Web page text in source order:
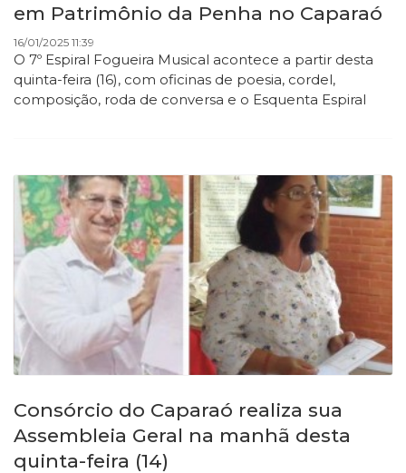
em Patrimônio da Penha no Caparaó
16/01/2025 11:39
O 7º Espiral Fogueira Musical acontece a partir desta
quinta-feira (16), com oficinas de poesia, cordel,
composição, roda de conversa e o Esquenta Espiral
Consórcio do Caparaó realiza sua
Assembleia Geral na manhã desta
quinta-feira (14)